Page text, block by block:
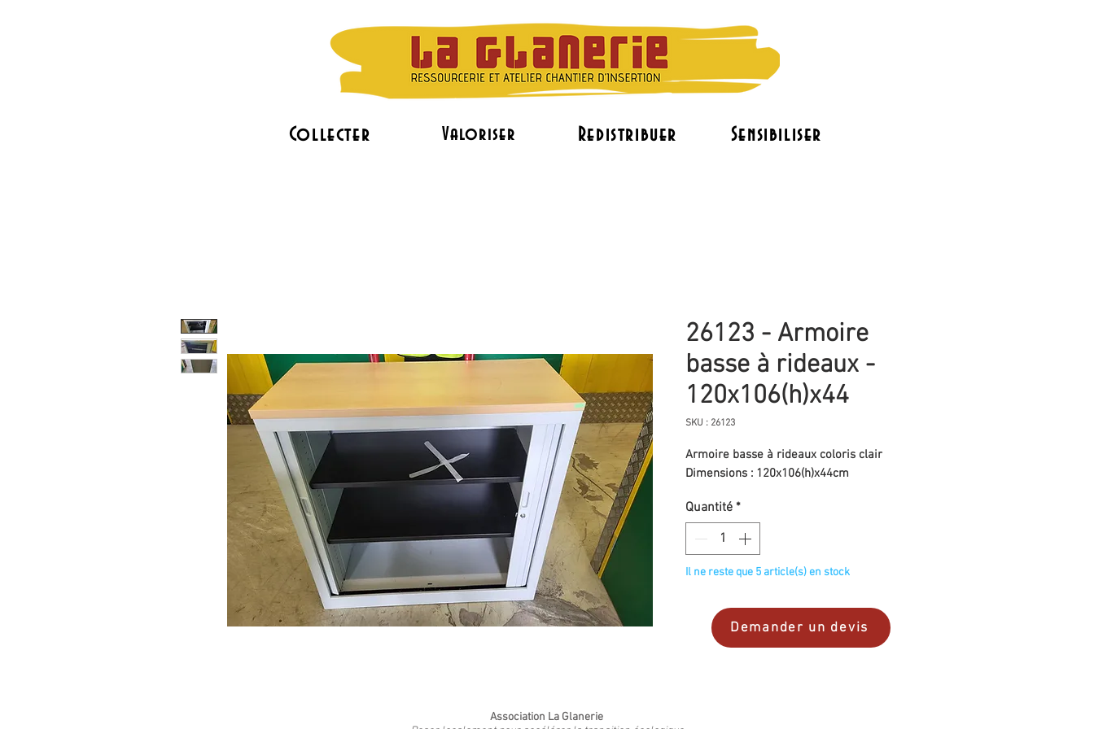
Collecter Valoriser Redistribuer Sensibiliser
26123 - Armoire
basse à rideaux -
120x106(h)x44
SKU : 26123
Armoire basse à rideaux coloris clair
Dimensions : 120x106(h)x44cm
Quantité *
Il ne reste que 5 article(s) en stock
Demander un devis
Association La Glanerie